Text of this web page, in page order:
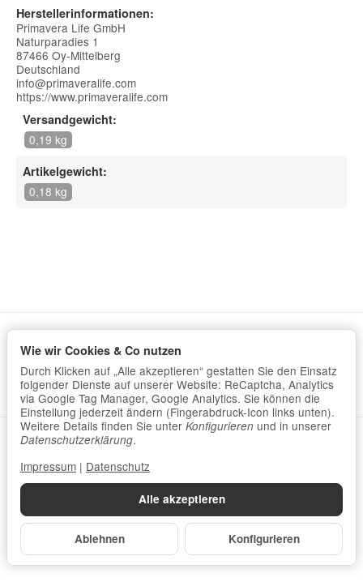
Herstellerinformationen:
Primavera Life GmbH
Naturparadies 1
87466 Oy-Mittelberg
Deutschland
info@primaveralife.com
https://www.primaveralife.com
Versandgewicht:
0,19 kg
Artikelgewicht:
0,18 kg
Informationen
Gesetzliche Informationen
Datenschutzerklärung
Vertrag widerrufen
*Alle Preise inkl. gesetzlicher USt., zzgl.Versand
© Homöopahtie-Bedarf
JTL-Shop
Made with♥by eRock Creations
Alle akzeptieren
Ablehnen Konfigurieren
Wie wir Cookies & Co nutzen
Durch Klicken auf „Alle akzeptieren“ gestatten Sie den Einsatz
folgender Dienste auf unserer Website: ReCaptcha, Analytics
via Google Tag Manager, Google Analytics. Sie können die
Einstellung jederzeit ändern (Fingerabdruck-Icon links unten).
Weitere Details finden Sie unter Konfigurieren und in unserer
Datenschutzerklärung.
Impressum | Datenschutz